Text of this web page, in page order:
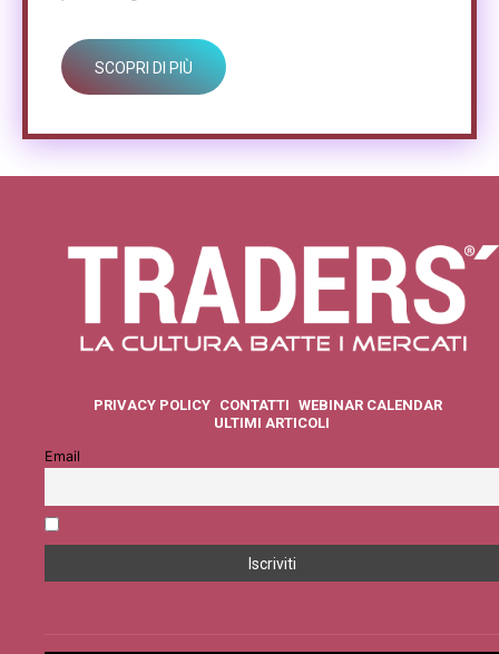
SCOPRI DI PIÙ
PRIVACY POLICY CONTATTI WEBINAR CALENDAR
ULTIMI ARTICOLI
Email